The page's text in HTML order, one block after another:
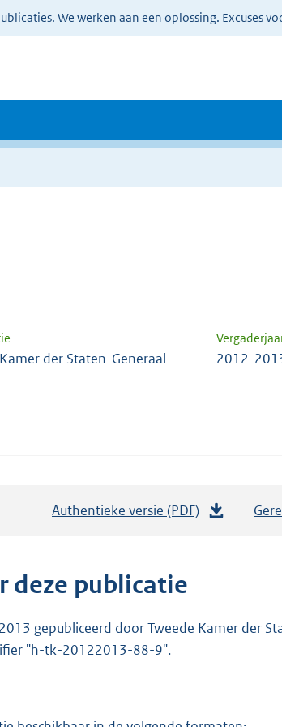
We werken aan een oplossing. Excuses
der Staten-Generaal 2012-
Authentieke versie (PDF)
n
deze publicatie
gepubliceerd door Tweede Kamer der
"h-tk-20122013-88-9".